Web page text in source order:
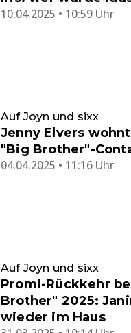
10.04.2025 • 10:59 Uhr
Auf Joyn und sixx
Jenny Elvers
"Big Brother"-
04.04.2025 • 11:16 Uhr
Auf Joyn und sixx
Promi-Rückkehr
Brother" 2025:
wieder im Haus